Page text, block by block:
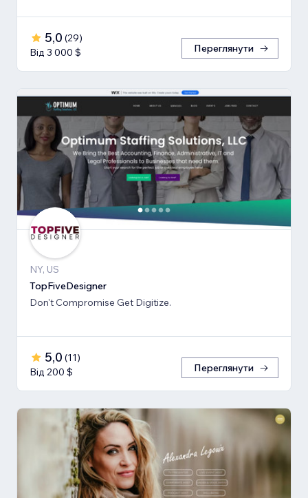
5,0 (29)
Від 3 000 $
Переглянути
NY, US
TopFiveDesigner
Don't Compromise Get Digitize.
5,0 (11)
Від 200 $
Переглянути